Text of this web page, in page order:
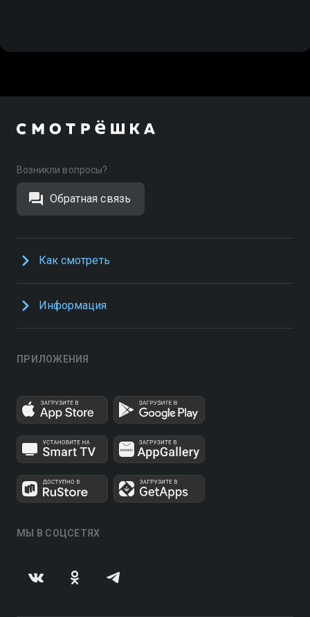
Возникли вопросы?
Обратная связь
Как смотреть
Информация
ПРИЛОЖЕНИЯ
МЫ В СОЦСЕТЯХ